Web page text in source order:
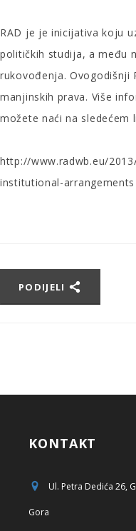
RAD je je inicijativa koju
političkih studiјa, a među
rukovođenja. Ovogodišnji
manjinskih prava. Više
možete naći na sledećem
http://www.radwb.eu/
institutional-arrangements
PODIJELI
KONTAKT
Ul. Petra Dedića 26,
Gora